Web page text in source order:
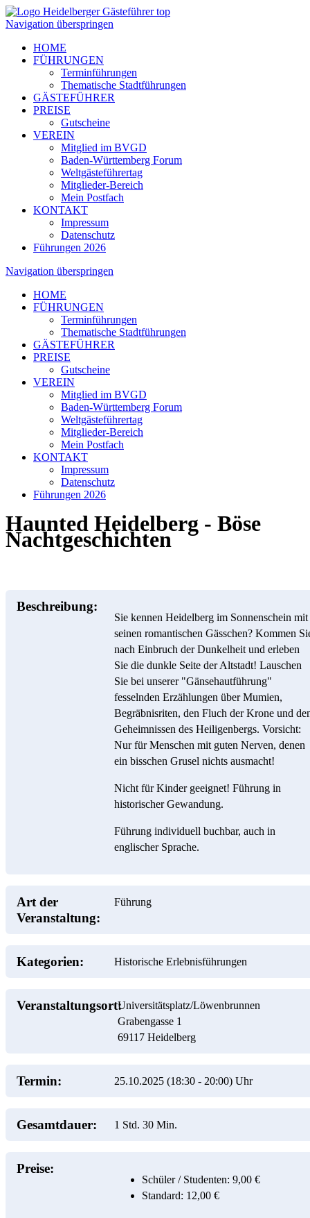
Navigation überspringen
HOME
FÜHRUNGEN
Terminführungen
Thematische Stadtführungen
GÄSTEFÜHRER
PREISE
Gutscheine
VEREIN
Mitglied im BVGD
Baden-Württemberg Forum
Weltgästeführertag
Mitglieder-Bereich
Mein Postfach
KONTAKT
Impressum
Datenschutz
Führungen 2026
Navigation überspringen
HOME
FÜHRUNGEN
Terminführungen
Thematische Stadtführungen
GÄSTEFÜHRER
PREISE
Gutscheine
VEREIN
Mitglied im BVGD
Baden-Württemberg Forum
Weltgästeführertag
Mitglieder-Bereich
Mein Postfach
KONTAKT
Impressum
Datenschutz
Führungen 2026
Haunted Heidelberg - Böse
Nachtgeschichten
Beschreibung:
Sie kennen Heidelberg im Sonnenschein mit
seinen romantischen Gässchen? Kommen
nach Einbruch der Dunkelheit und erleben
Sie die dunkle Seite der Altstadt! Lauschen
Sie bei unserer "Gänsehautführung"
fesselnden Erzählungen über Mumien,
Begräbnisriten, den Fluch der Krone und
Geheimnissen des Heiligenbergs. Vorsicht:
Nur für Menschen mit guten Nerven, denen
ein bisschen Grusel nichts ausmacht!
Nicht für Kinder geeignet! Führung in
historischer Gewandung.
Führung individuell buchbar, auch in
englischer Sprache.
Art der
Veranstaltung:
Führung
Kategorien: Historische Erlebnisführungen
Veranstaltungsort:Universitätsplatz/Löwenbrunnen
Grabengasse 1
69117 Heidelberg
Termin: 25.10.2025 (18:30- 20:00)Uhr
Gesamtdauer: 1 Std. 30 Min.
Preise:
Schüler / Studenten: 9,00 €
Standard: 12,00 €